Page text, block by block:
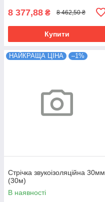
8 377,88 ₴ 8 462,50 ₴
Купити
НАЙКРАЩА ЦІНА –1%
Стрічка звукоізоляційна 30мм
(30м)
В наявності